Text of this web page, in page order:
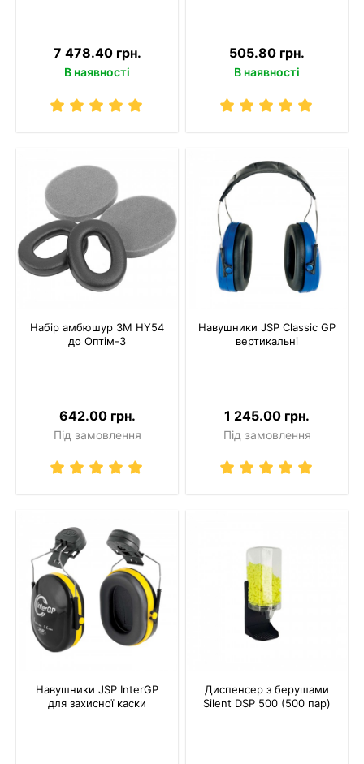
7 478.40 грн.
В наявності
505.80 грн.
В наявності
Набір амбюшур 3M HY54
до Оптім-3
642.00 грн.
Під замовлення
Навушники JSP Classic GP
вертикальні
1 245.00 грн.
Під замовлення
Навушники JSP InterGP
для захисної каски
Диспенсер з берушами
Silent DSP 500 (500 пар)